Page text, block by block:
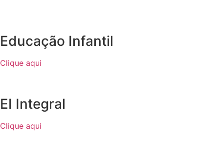
Educação Infantil
Clique aqui
EI Integral
Clique aqui